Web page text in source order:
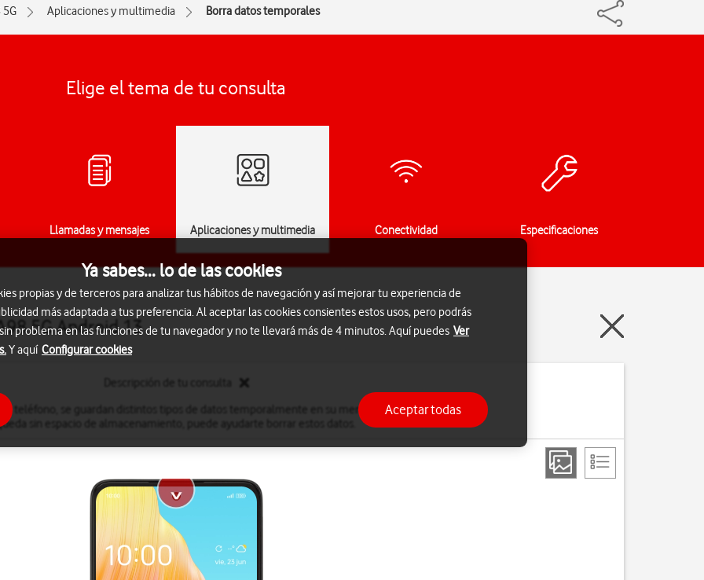
5G Aplicaciones y multimedia Borra datos temporales
Elige el tema de tu consulta
Llamadas y mensajes Aplicaciones y multimedia Conectividad Especificaciones
5G Android 13
el teléfono, se guardan distintos tipos de datos temporalmente en su memoria. Si el teléfono se
sin espacio de almacenamiento, puede ayudarte borrar estos datos.
Ya sabes... lo de las cookies
propias y de terceros para analizar tus hábitos de navegación y así mejorar tu experiencia de
más adaptada a tus preferencia. Al aceptar las cookies consientes estos usos, pero podrás
problema en las funciones de tu navegador y no te llevará más de 4 minutos. Aquí puedes Ver
Y aquí Configurar cookies
Aceptar todas